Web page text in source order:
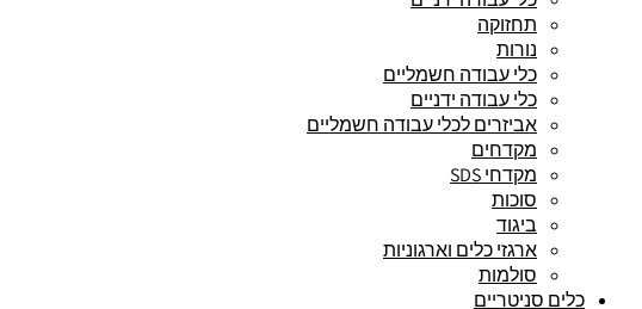
תחזוקה
נורות
כלי עבודה חשמליים
כלי עבודה ידניים
אביזרים לכלי עבודה חשמליים
מקדחים
מקדחי SDS
סוכות
ביגוד
ארגזי כלים וארגוניות
סולמות
כלים סניטריים